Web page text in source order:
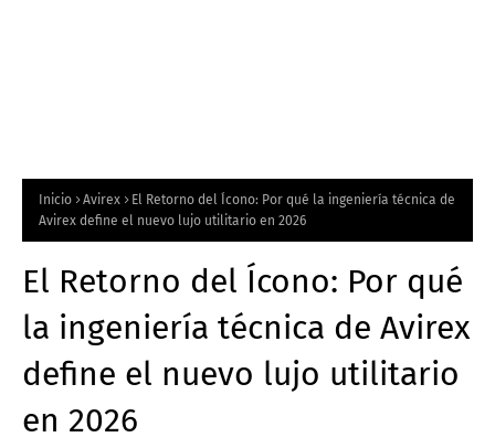
Inicio Avirex
El Retorno del Ícono: Por qué la ingeniería técnica de
Avirex define el nuevo lujo utilitario en 2026
El Retorno del Ícono: Por qué
la ingeniería técnica de Avirex
define el nuevo lujo utilitario
en 2026